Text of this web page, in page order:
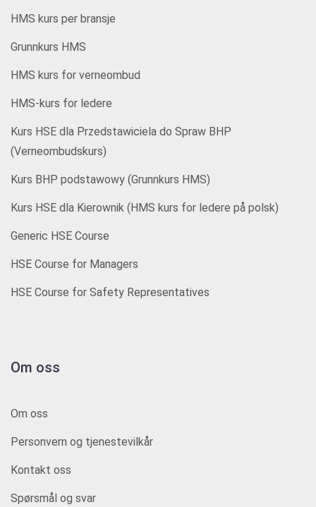
HMS kurs per bransje
Grunnkurs HMS
HMS kurs for verneombud
HMS-kurs for ledere
Kurs HSE dla Przedstawiciela do Spraw BHP
(Verneombudskurs)
Kurs BHP podstawowy (Grunnkurs HMS)
Kurs HSE dla Kierownik (HMS kurs for ledere på polsk)
Generic HSE Course
HSE Course for Managers
HSE Course for Safety Representatives
Om oss
Om oss
Personvern og tjenestevilkår
Kontakt oss
Spørsmål og svar